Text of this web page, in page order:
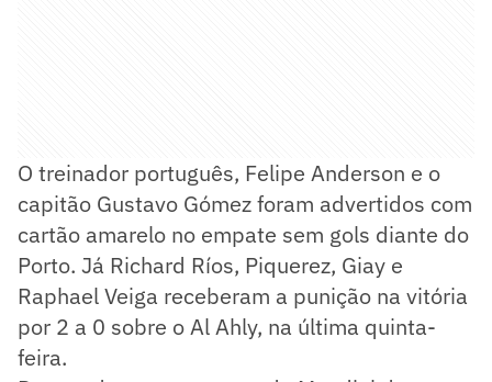
O treinador português, Felipe Anderson e o
capitão Gustavo Gómez foram advertidos com
cartão amarelo no empate sem gols diante do
Porto. Já Richard Ríos, Piquerez, Giay e
Raphael Veiga receberam a punição na vitória
por 2 a 0 sobre o Al Ahly, na última quinta-
feira.